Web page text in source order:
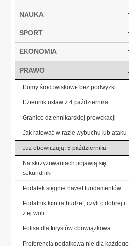
NAUKA
SPORT
EKONOMIA
PRAWO
Domy środowiskowe bez podwyżki
Dziennik ustaw z 4 października
Granice dziennikarskiej prowokacji
Jak ratować w razie wybuchu lub ataku
Już obowiązują: 5 października
Na skrzyżowaniach pojawią się
sekundniki
Podatek sięgnie nawet fundamentów
Podatnik kontra budżet, czyli o dobrej i
złej woli
Polisa dla turystów obowiązkowa
Preferencja podatkowa nie dla każdego